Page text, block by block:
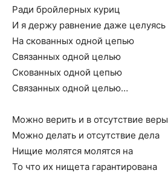
Ради бройлерных куриц
И я держу равнение даже целуясь
На скованных одной цепью
Связанных одной целью
Скованных одной цепью
Связанных одной целью…
Можно верить и в отсутствие веры
Можно делать и отсутствие дела
Нищие молятся молятся на
То что их нищета гарантирована